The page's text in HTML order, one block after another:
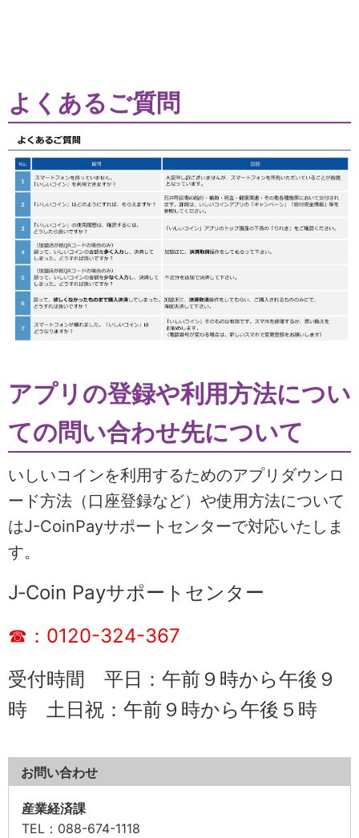
よくあるご質問
アプリの登録や利用方法につい
ての問い合わせ先について
いしいコインを利用するためのアプリダウンロ
ード方法（口座登録など）や使用方法について
はJ-CoinPayサポートセンターで対応いたしま
す。
J‐Coin Payサポートセンター
☎：0120-324-367
受付時間 平日：午前９時から午後９
時 土日祝：午前９時から午後５時
お問い合わせ
産業経済課
TEL ：088-674-1118